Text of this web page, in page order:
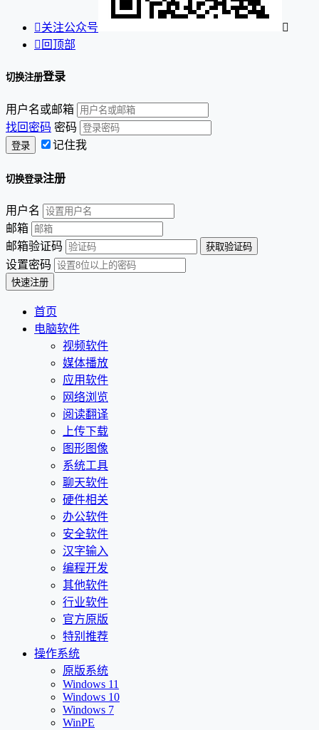
关注公众号

 回顶部
切换注册登录
用户名或邮箱
找回密码 密码
记住我
切换登录注册
用户名
邮箱
邮箱验证码
设置密码
首页
电脑软件
视频软件
媒体播放
应用软件
网络浏览
阅读翻译
上传下载
图形图像
系统工具
聊天软件
硬件相关
办公软件
安全软件
汉字输入
编程开发
其他软件
行业软件
官方原版
特别推荐
操作系统
原版系统
Windows 11
Windows 10
Windows 7
WinPE